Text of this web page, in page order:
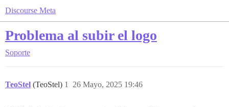
Discourse Meta
Problema al subir el logo
Soporte
TeoStel (TeoStel) 26 Mayo, 2025 19:46
1